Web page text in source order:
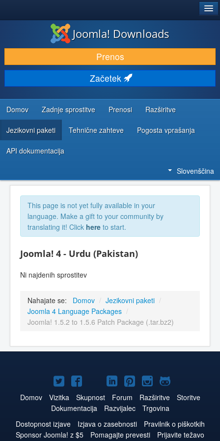
PRENESI IN RAZŠIRI
ODKRIJTE & IZVEJTE
SKUPNOST IN PODPORA
VIRI ZA RAZVIJALCE
Joomla! Downloads
Prenos
Začetek
Domov Zadnje sprostitve Prenosi Razširitve
Jezikovni paketi Tehnične zahteve Pogosta vprašanja
API dokumentacija
Slovenščina
This page is not yet fully available in your
language. Make a gift to your community by
translating it! Click here to start.
Joomla! 4 - Urdu (Pakistan)
Ni najdenih sprostitev
Nahajate se: Domov / Jezikovni paketi /
Joomla 4 Language Packages /
Joomla! 1.5.2 to 1.5.6 Patch Package (.tar.bz2)
Joomla!
na
Twitter
Joomla!
na
Facebook
Joomla!
na
YouTube
Joomla!
na
LinkedIn
Joomla!
na
Pinterest
Joomla!
na
Instagram
Joomla!
na
GitHub
Domov Vizitka Skupnost Forum Razširitve
Storitve
Dokumentacija
Razvijalec
Trgovina
Dostopnost izjave
Izjava o zasebnosti
Pravilnik o piškotkih
Sponsor Joomla! z $5
Pomagajte prevesti
Prijavite težavo